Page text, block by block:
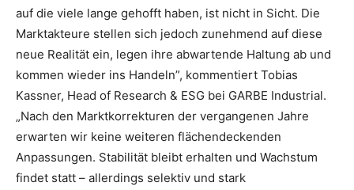
auf die viele lange gehofft haben, ist nicht in Sicht. Die
Marktakteure stellen sich jedoch zunehmend auf diese
neue Realität ein, legen ihre abwartende Haltung ab und
kommen wieder ins Handeln”, kommentiert Tobias
Kassner, Head of Research & ESG bei GARBE Industrial.
„Nach den Marktkorrekturen der vergangenen Jahre
erwarten wir keine weiteren flächendeckenden
Anpassungen. Stabilität bleibt erhalten und Wachstum
findet statt – allerdings selektiv und stark